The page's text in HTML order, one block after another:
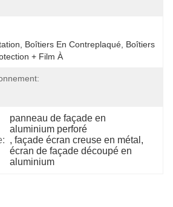
Boîtiers En Contreplaqué, Boîtiers
+ Film À
panneau de façade en
aluminium perforé
, façade écran creuse en métal ,
écran de façade découpé en
aluminium